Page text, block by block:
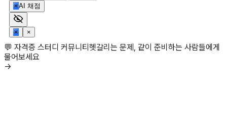
✳AI 채점
✳ ×
💬 자격증 스터디 커뮤니티헷갈리는 문제, 같이 준비하는 사람들에게
물어보세요
→